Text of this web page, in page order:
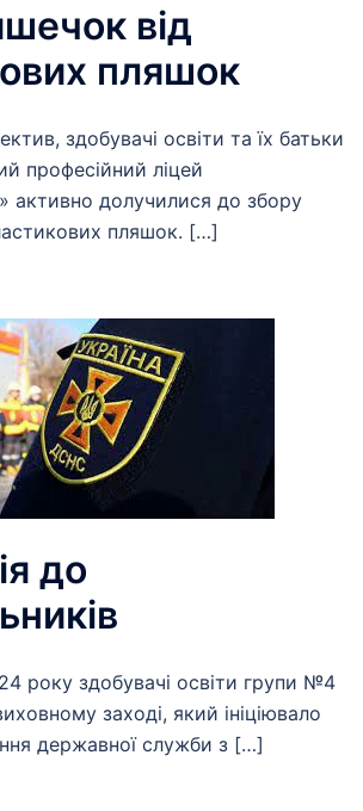
від
пляшок
здобувачі освіти та їх батьки
професійний ліцей
активно долучилися до збору
пляшок. […]
до
року здобувачі освіти групи №4
заході, який ініціювало
державної служби з […]